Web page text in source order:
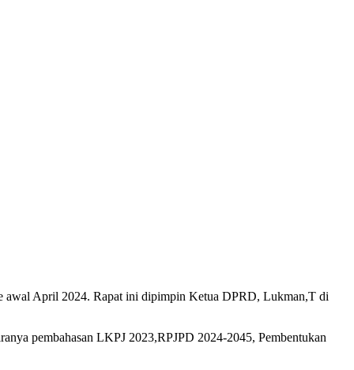
awal April 2024. Rapat ini dipimpin Ketua DPRD, Lukman,T di
pembahasan LKPJ 2023,RPJPD 2024-2045, Pembentukan